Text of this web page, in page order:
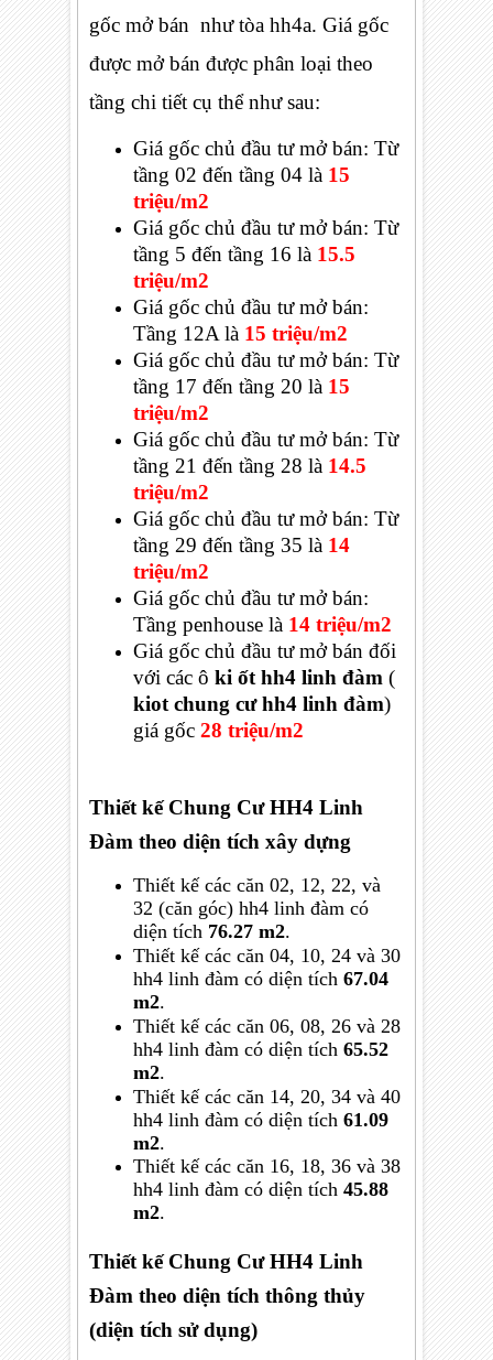
gốc mở bán như tòa hh4a. Giá gốc
được mở bán được phân loại theo
tầng chi tiết cụ thể như sau:
Giá gốc chủ đầu tư mở bán:Từ
tầng 02 đến tầng 04 là 15
triệu/m2
Giá gốc chủ đầu tư mở bán:Từ
tầng 5 đến tầng 16 là 15.5
triệu/m2
Giá gốc chủ đầu tư mở bán:
Tầng 12A là 15 triệu/m2
Giá gốc chủ đầu tư mở bán:Từ
tầng 17 đến tầng 20 là 15
triệu/m2
Giá gốc chủ đầu tư mở bán:Từ
tầng 21 đến tầng 28 là 14.5
triệu/m2
Giá gốc chủ đầu tư mở bán: Từ
tầng 29 đến tầng 35 là 14
triệu/m2
Giá gốc chủ đầu tư mở bán:
Tầng penhouse là 14 triệu/m2
Giá gốc chủ đầu tư mở bán đối
với các ôki ốt hh4 linh đàm (
kiot chung cư hh4 linh đàm)
giá gốc28 triệu/m2
Thiết kế Chung Cư HH4 Linh
Đàm theo diện tích xây dựng
Thiết kế các căn 02, 12, 22, và
32 (căn góc)hh4 linh đàm có
diện tích 76.27 m2.
Thiết kế các căn 04, 10, 24 và 30
hh4 linh đàmcó diện tích67.04
m2.
Thiết kế các căn 06, 08, 26 và 28
hh4 linh đàm có diện tích65.52
m2.
Thiết kế các căn 14, 20, 34 và 40
hh4 linh đàmcó diện tích61.09
m2.
Thiết kế các căn 16, 18, 36 và 38
hh4 linh đàmcó diện tích45.88
m2.
Thiết kế Chung Cư HH4 Linh
Đàm theo diện tích thông thủy
(diện tích sử dụng)